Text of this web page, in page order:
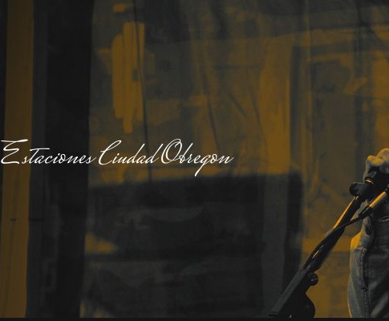
Estaciones Ciudad Obregon